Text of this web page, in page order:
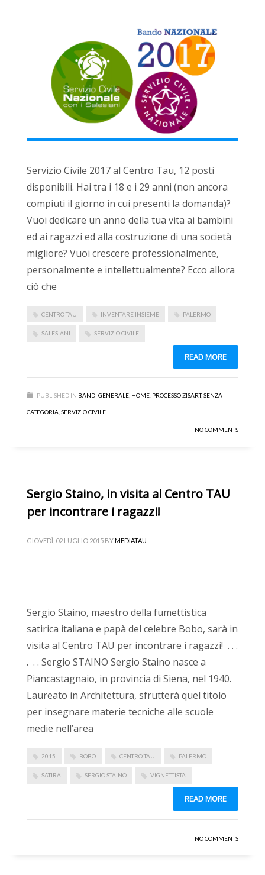
Servizio Civile 2017 al Centro Tau, 12 posti
disponibili. Hai tra i 18 e i 29 anni (non ancora
compiuti il giorno in cui presenti la domanda)?
Vuoi dedicare un anno della tua vita ai bambini
ed ai ragazzi ed alla costruzione di una società
migliore? Vuoi crescere professionalmente,
personalmente e intellettualmente? Ecco allora
ciò che
CENTRO TAU INVENTARE INSIEME PALERMO
SALESIANI SERVIZIO CIVILE
READ MORE
PUBLISHED IN BANDI GENERALE HOME PROCESSO ZISART,SENZA
CATEGORIA SERVIZIO CIVILE
NO COMMENTS
Sergio Staino, in visita al Centro TAU
per incontrare i ragazzi!
GIOVEDÌ, 02 LUGLIO 2015 BYMEDIATAU
Sergio Staino, maestro della fumettistica
satirica italiana e papà del celebre Bobo, sarà in
visita al Centro TAU per incontrare i ragazzi! . . .
. . . Sergio STAINO Sergio Staino nasce a
Piancastagnaio, in provincia di Siena, nel 1940.
Laureato in Architettura, sfrutterà quel titolo
per insegnare materie tecniche alle scuole
medie nell’area
2015 BOBO CENTRO TAU PALERMO
SATIRA SERGIO STAINO VIGNETTISTA
READ MORE
NO COMMENTS